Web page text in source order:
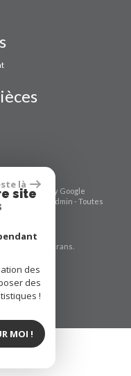
powered by Google
-Liens Admin - Toutes
RGPD
supports,
les types d'écrans.
là
site
des
des
!
MOI !